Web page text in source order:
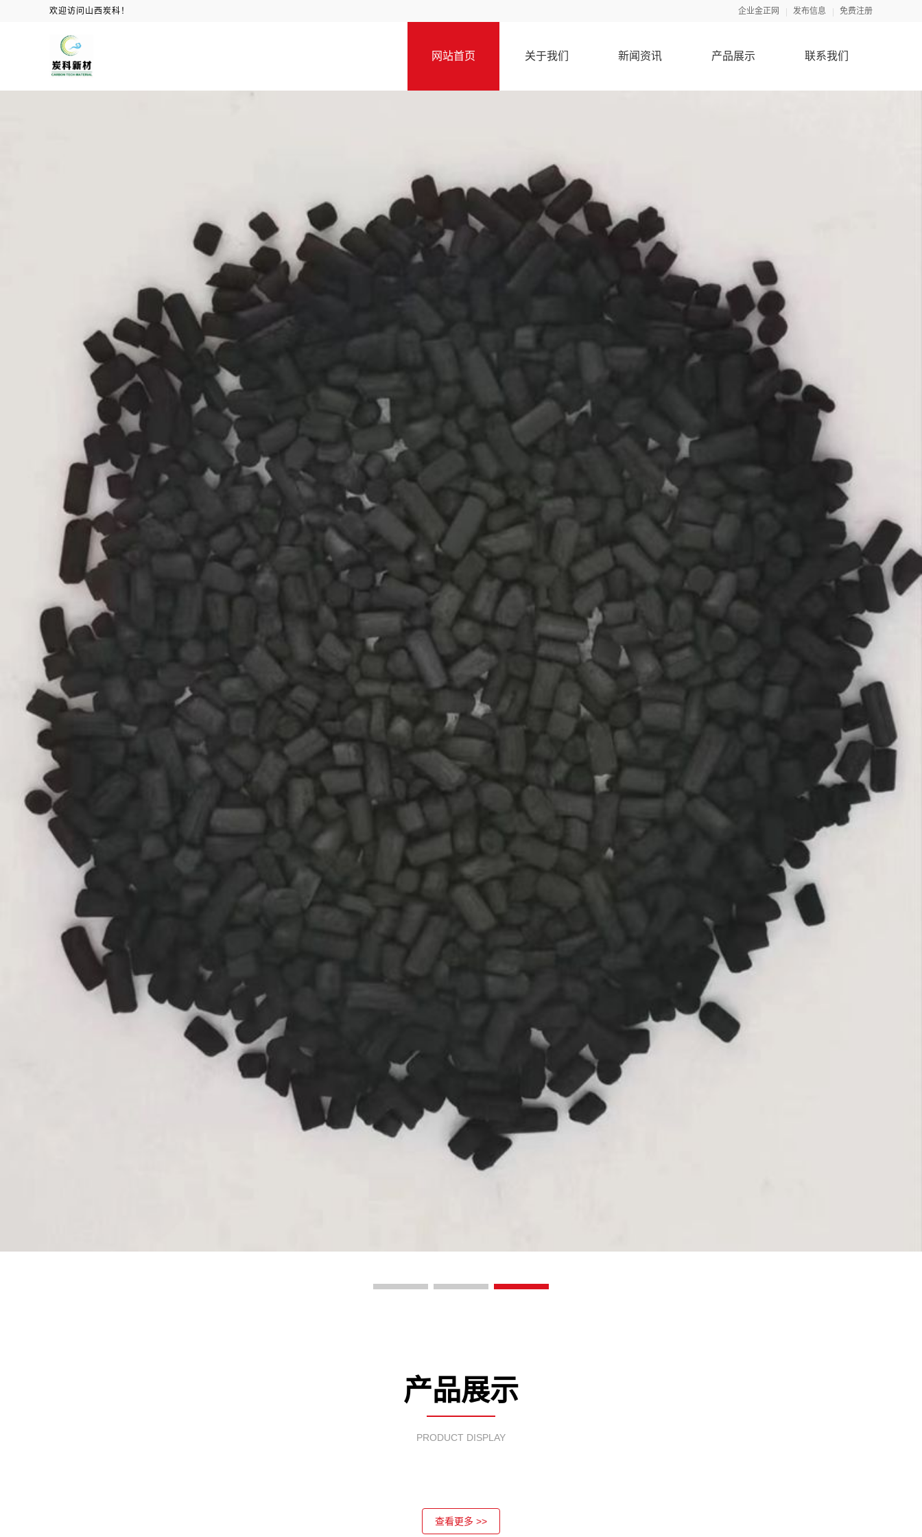
欢迎访问山西炭科！ 企业金正网 发布信息 免费注册
网站首页 关于我们 新闻资讯 产品展示 联系我们
产品展示
PRODUCT DISPLAY
查看更多 >>